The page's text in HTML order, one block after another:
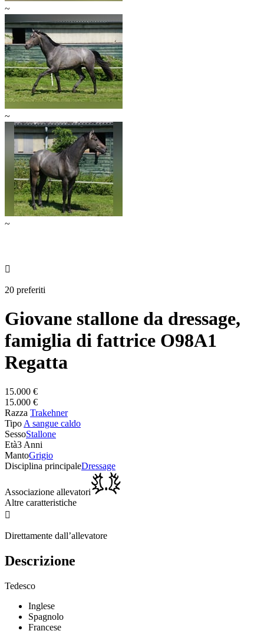
~
~
~

20 preferiti
Giovane stallone da dressage,
famiglia di fattrice O98A1
Regatta
15.000 €
15.000 €
Razza Trakehner
Tipo A sangue caldo
SessoStallone
Età3 Anni
MantoGrigio
Disciplina principaleDressage
Associazione allevatori
Altre caratteristiche

Direttamente dall’allevatore
Descrizione
Tedesco
Inglese
Spagnolo
Francese